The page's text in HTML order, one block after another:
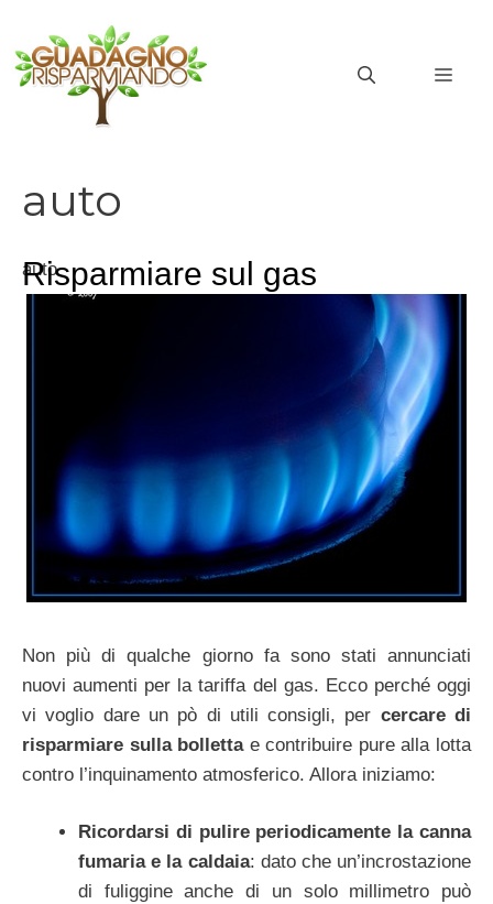
contenuto
auto
auto
Risparmiare sul gas
Non più di qualche giorno fa sono stati annunciati
nuovi aumenti per la tariffa del gas. Ecco perché oggi
vi voglio dare un pò di utili consigli, per cercare di
risparmiare sulla bollettae contribuire pure alla lotta
contro l’inquinamento atmosferico. Allora iniziamo:
Ricordarsi di pulire periodicamente la canna
fumaria e la caldaia: dato che un’incrostazione
di fuliggine anche di un solo millimetro può